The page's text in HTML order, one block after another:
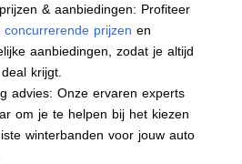
& aanbiedingen: Profiteer
concurrerende prijzen en
aanbiedingen, zodat je altijd
krijgt.
advies: Onze ervaren experts
om je te helpen bij het kiezen
winterbanden voor jouw auto